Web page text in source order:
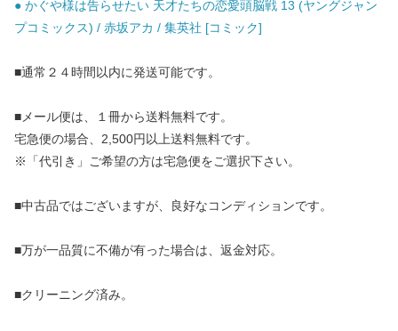
● かぐや様は告らせたい 天才たちの恋愛頭脳戦 13 (ヤングジャン
プコミックス) / 赤坂アカ / 集英社 [コミック]
■通常２４時間以内に発送可能です。
■メール便は、１冊から送料無料です。
宅急便の場合、2,500円以上送料無料です。
※「代引き」ご希望の方は宅急便をご選択下さい。
■中古品ではございますが、良好なコンディションです。
■万が一品質に不備が有った場合は、返金対応。
■クリーニング済み。